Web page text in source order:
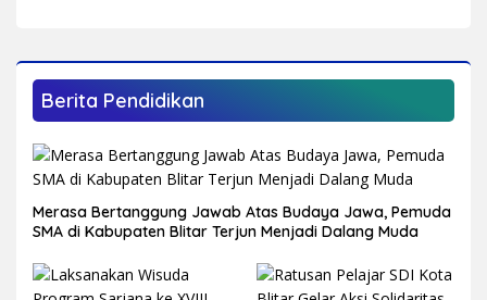
Berita Pendidikan
Merasa Bertanggung Jawab Atas Budaya Jawa, Pemuda
SMA di Kabupaten Blitar Terjun Menjadi Dalang Muda